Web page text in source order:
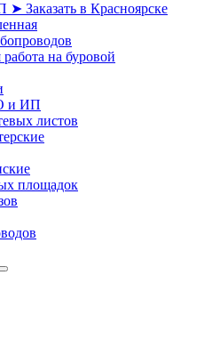
Заказать в Красноярске
на буровой
и ИП
листов
площадок